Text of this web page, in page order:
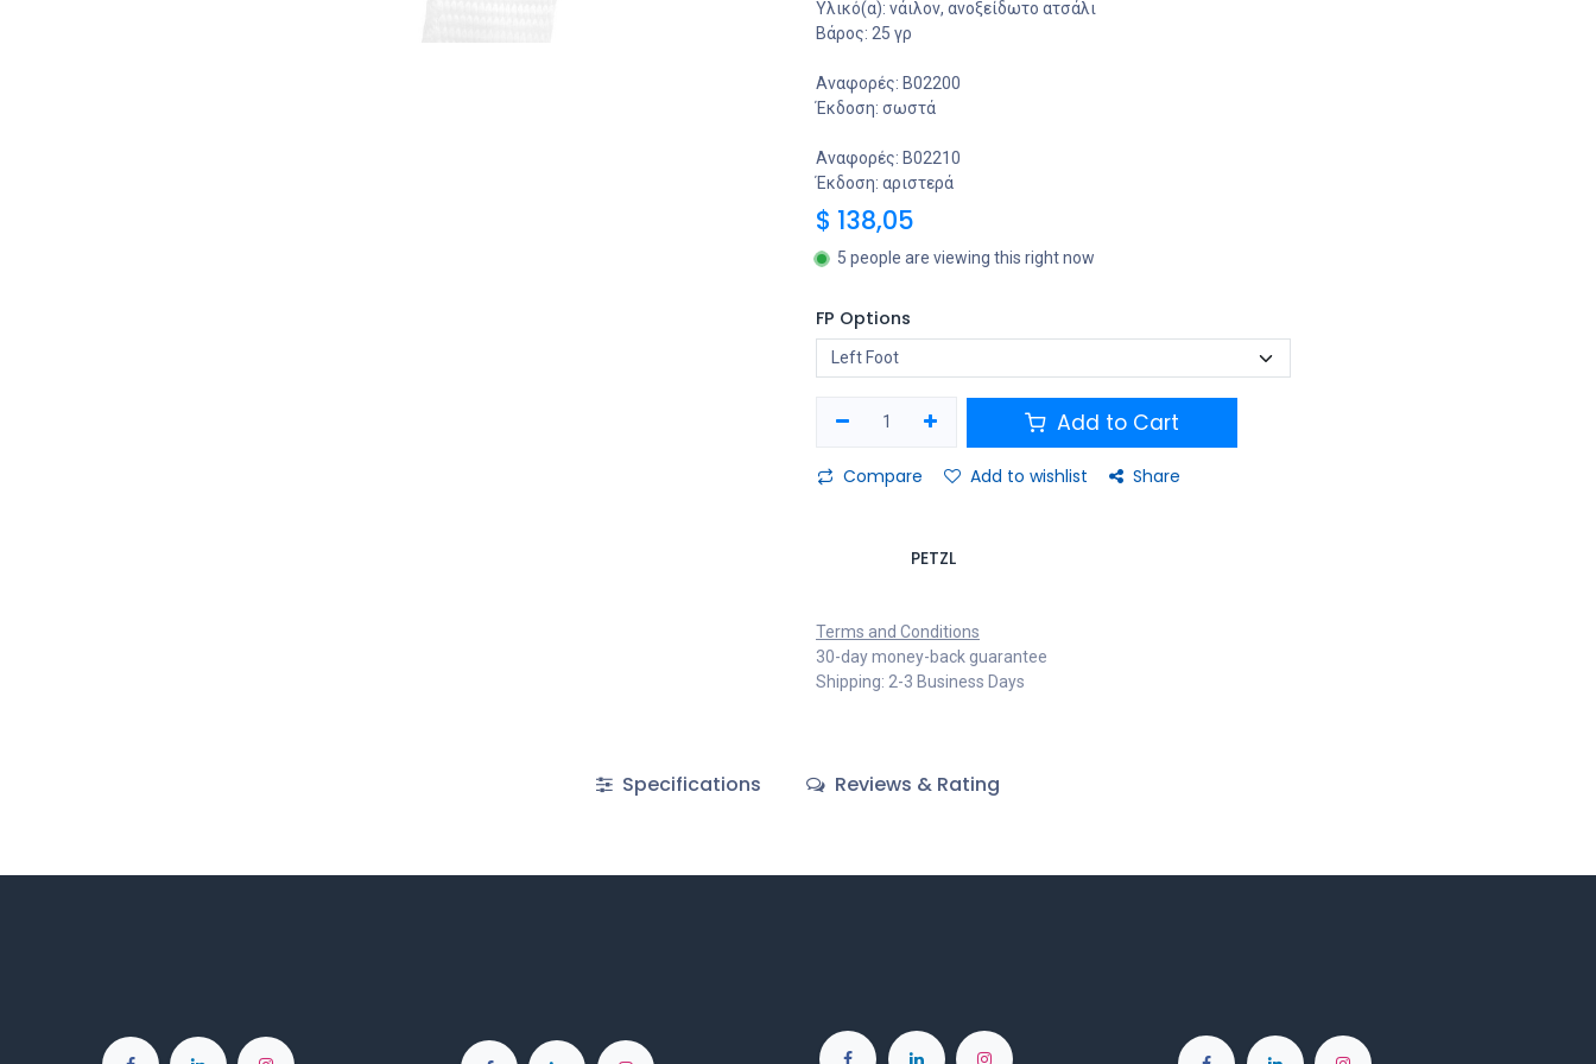
Υλικό(α): νάιλον, ανοξείδωτο ατσάλι
Βάρος: 25 γρ
Αναφορές: B02200
Έκδοση: σωστά
Αναφορές: B02210
Έκδοση: αριστερά
$ 138,05
5 people are viewing this right now
FP Options
Add to Cart
Compare Add to wishlist Share
PETZL
Terms and Conditions
30-day money-back guarantee
Shipping: 2-3 Business Days
Specifications Reviews & Rating